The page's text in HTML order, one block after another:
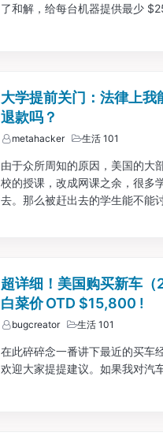
了和解，给每台机器提供最少
大学提前关门：法律上
退款吗？
metahacker 生活 101
由于众所周知的原因，美国的大
校的授课，改成网课之余，很多
去。那么被赶出去的学生能不能
超详细！美国购买新车
白菜价 OTD $15,800 !
bugcreator 生活 101
在此碎碎念一番讲下最近的买车
欢迎大家提提建议。如果我对汽